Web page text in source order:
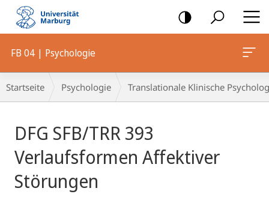
Mobile-
Navigation
FB 04 | Psychologie
Breadcrumb-
Navigation
Startseite Psychologie Translationale Klinische
DFG SFB/TRR 393
Verlaufsformen Affektiver
Störungen